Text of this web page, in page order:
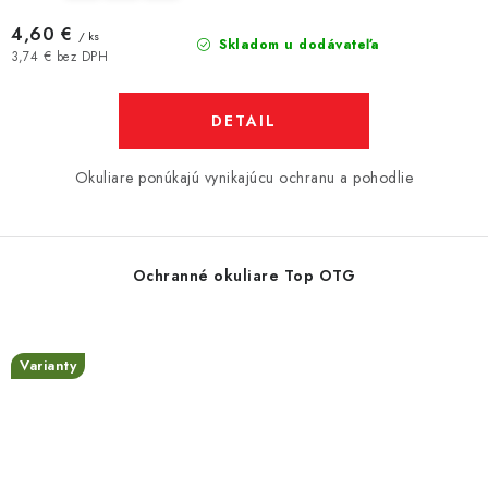
Skladom u dodávateľa
3,74 € bez DPH
4,60 € / ks
DETAIL
Okuliare ponúkajú vynikajúcu ochranu a pohodlie
Ochranné okuliare Top OTG
Varianty